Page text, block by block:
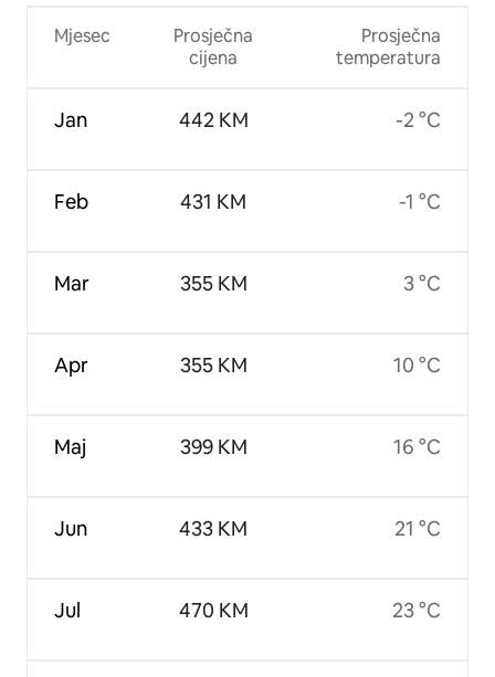
Mjesec
Jan
Feb
Mar
Apr
Maj
Jun
Jul
Prosječna
cijena
442 KM
431 KM
355 KM
355 KM
399 KM
433 KM
470 KM
Prosječna
temperatura
-2 °C
-1 °C
3 °C
10 °C
16 °C
21 °C
23 °C